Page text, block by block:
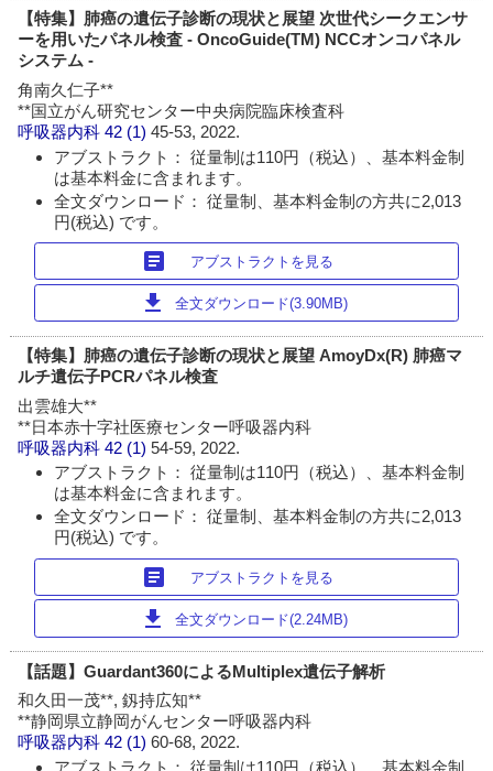
【特集】肺癌の遺伝子診断の現状と展望 次世代シークエンサ
ーを用いたパネル検査 - OncoGuide(TM) NCCオンコパネル
システム -
角南久仁子**
**国立がん研究センター中央病院臨床検査科
呼吸器内科 42 (1)45-53, 2022.
アブストラクト： 従量制は110円（税込）、基本料金制
は基本料金に含まれます。
全文ダウンロード： 従量制、基本料金制の方共に2,013
円(税込) です。
article アブストラクトを見る
download 全文ダウンロード(3.90MB)
【特集】肺癌の遺伝子診断の現状と展望 AmoyDx(R) 肺癌マ
ルチ遺伝子PCRパネル検査
出雲雄大**
**日本赤十字社医療センター呼吸器内科
呼吸器内科 42 (1)54-59, 2022.
アブストラクト： 従量制は110円（税込）、基本料金制
は基本料金に含まれます。
全文ダウンロード： 従量制、基本料金制の方共に2,013
円(税込) です。
article アブストラクトを見る
download 全文ダウンロード(2.24MB)
【話題】Guardant360によるMultiplex遺伝子解析
和久田一茂**, 釼持広知**
**静岡県立静岡がんセンター呼吸器内科
呼吸器内科 42 (1)60-68, 2022.